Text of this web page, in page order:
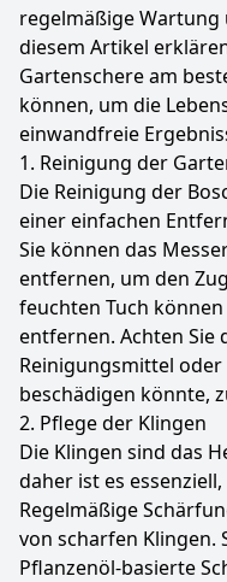
regelmäßige Wartung
diesem Artikel
Gartenschere am
können, um die
einwandfreie
1. Reinigung der
Die Reinigung der
einer einfachen
Sie können das
entfernen, um den
feuchten Tuch
entfernen. Achten Sie
Reinigungsmittel oder
beschädigen könnte,
2. Pflege der Klingen
Die Klingen sind das
daher ist es
Regelmäßige
von scharfen Klingen.
Pflanzenöl-basierte